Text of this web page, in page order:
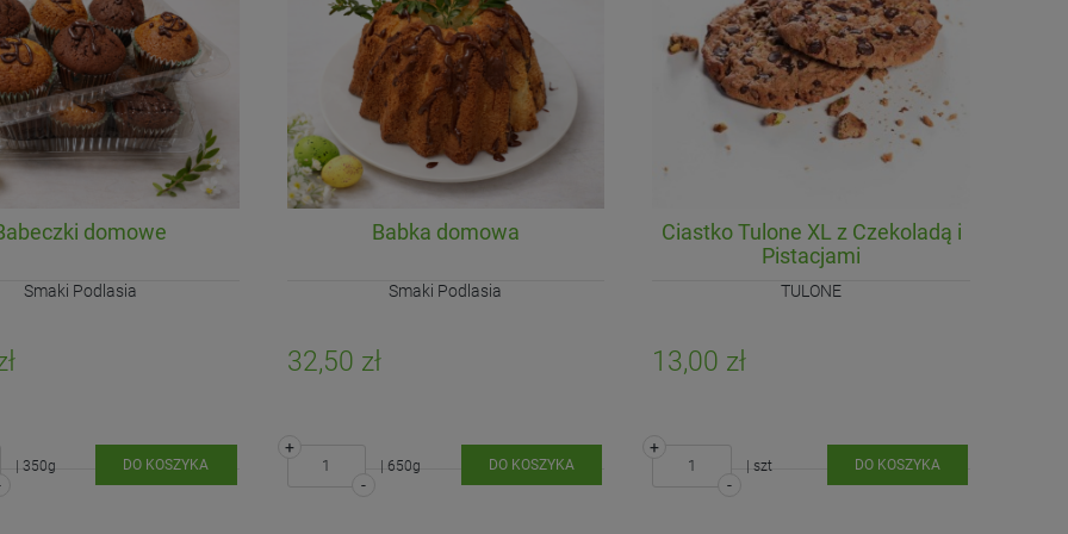
-
DO KOSZYKA
-
DO KOSZYKA
domowe
Smaki Podlasia
| 350g DO KOSZYKA
Babka domowa
Smaki Podlasia
32,50 zł
-
+
| 650g DO KOSZYKA
Ciastko Tulone XL z Czekoladą i
Pistacjami
TULONE
13,00 zł
-
+
| szt DO KOSZYKA